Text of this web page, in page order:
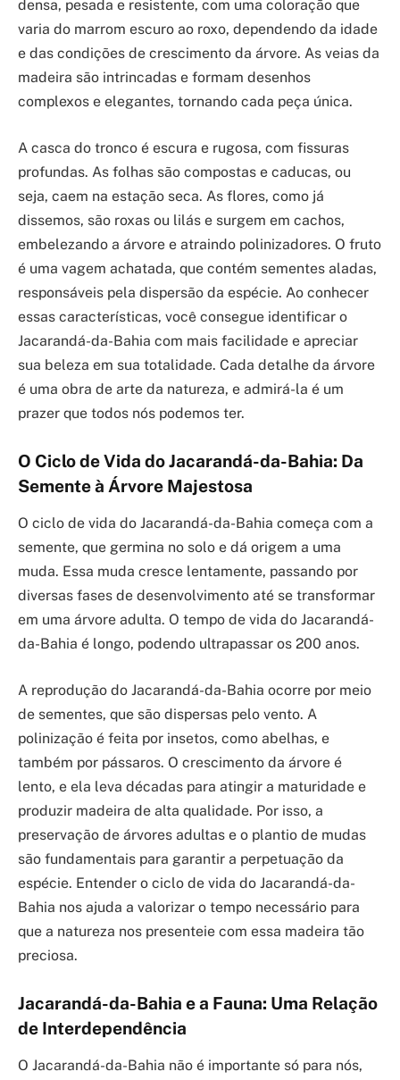
densa, pesada e resistente, com uma coloração que
varia do marrom escuro ao roxo, dependendo da idade
e das condições de crescimento da árvore. As veias da
madeira são intrincadas e formam desenhos
complexos e elegantes, tornando cada peça única.
A casca do tronco é escura e rugosa, com fissuras
profundas. As folhas são compostas e caducas, ou
seja, caem na estação seca. As flores, como já
dissemos, são roxas ou lilás e surgem em cachos,
embelezando a árvore e atraindo polinizadores. O fruto
é uma vagem achatada, que contém sementes aladas,
responsáveis pela dispersão da espécie. Ao conhecer
essas características, você consegue identificar o
Jacarandá-da-Bahia com mais facilidade e apreciar
sua beleza em sua totalidade. Cada detalhe da árvore
é uma obra de arte da natureza, e admirá-la é um
prazer que todos nós podemos ter.
O Ciclo de Vida do Jacarandá-da-Bahia: Da
Semente à Árvore Majestosa
O ciclo de vida do Jacarandá-da-Bahia começa com a
semente, que germina no solo e dá origem a uma
muda. Essa muda cresce lentamente, passando por
diversas fases de desenvolvimento até se transformar
em uma árvore adulta. O tempo de vida do Jacarandá-
da-Bahia é longo, podendo ultrapassar os 200 anos.
A reprodução do Jacarandá-da-Bahia ocorre por meio
de sementes, que são dispersas pelo vento. A
polinização é feita por insetos, como abelhas, e
também por pássaros. O crescimento da árvore é
lento, e ela leva décadas para atingir a maturidade e
produzir madeira de alta qualidade. Por isso, a
preservação de árvores adultas e o plantio de mudas
são fundamentais para garantir a perpetuação da
espécie. Entender o ciclo de vida do Jacarandá-da-
Bahia nos ajuda a valorizar o tempo necessário para
que a natureza nos presenteie com essa madeira tão
preciosa.
Jacarandá-da-Bahia e a Fauna: Uma Relação
de Interdependência
O Jacarandá-da-Bahia não é importante só para nós,